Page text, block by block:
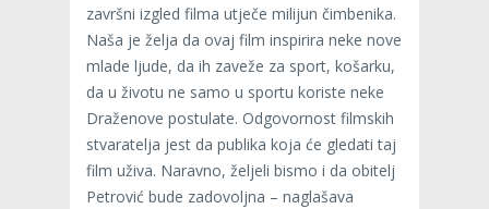
završni izgled filma utječe milijun čimbenika.
Naša je želja da ovaj film inspirira neke nove
mlade ljude, da ih zaveže za sport, košarku,
da u životu ne samo u sportu koriste neke
Draženove postulate. Odgovornost filmskih
stvaratelja jest da publika koja će gledati taj
film uživa. Naravno, željeli bismo i da obitelj
Petrović bude zadovoljna – naglašava